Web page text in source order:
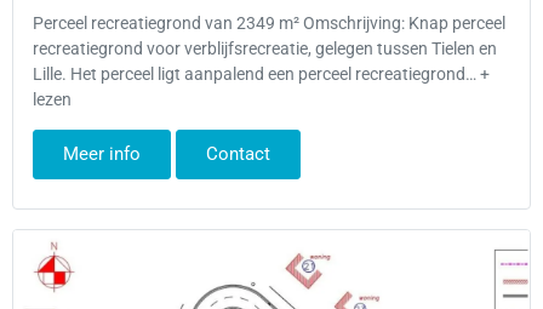
Perceel recreatiegrond van 2349 m² Omschrijving: Knap perceel
recreatiegrond voor verblijfsrecreatie, gelegen tussen Tielen en
Lille. Het perceel ligt aanpalend een perceel recreatiegrond… +
lezen
Meer info Contact